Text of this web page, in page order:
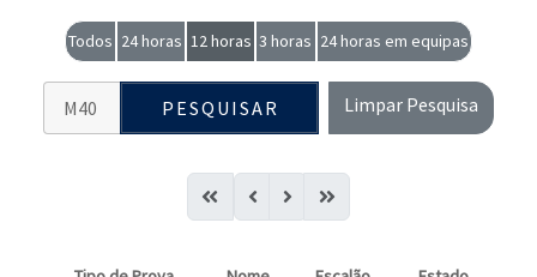
Todos 24 horas 12 horas 3 horas 24 horas em equipas
PESQUISAR Limpar Pesquisa